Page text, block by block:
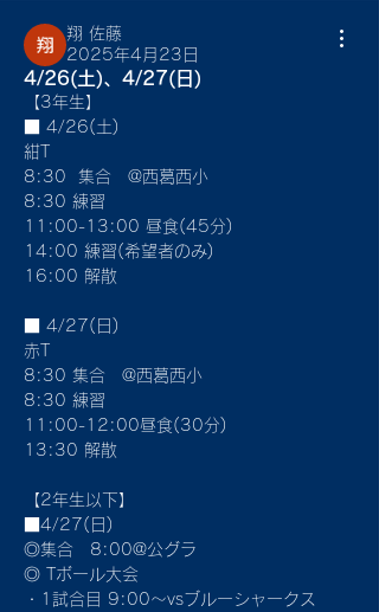
翔 佐藤
2025年4月23日
4/26(土)、4/27(日)
【3年生】
■ 4/26(土)
紺T
8:30  集合　@西葛西小
8:30 練習
11:00-13:00 昼食(45分)
14:00 練習(希望者のみ)
16:00 解散
■ 4/27(日)
赤T
8:30 集合　@西葛西小
8:30 練習
11:00-12:00昼食(30分)
13:30 解散
【2年生以下】
■4/27(日)
◎集合　8:00@公グラ
◎ Tボール大会
・1試合目 9:00〜vsブルーシャークス